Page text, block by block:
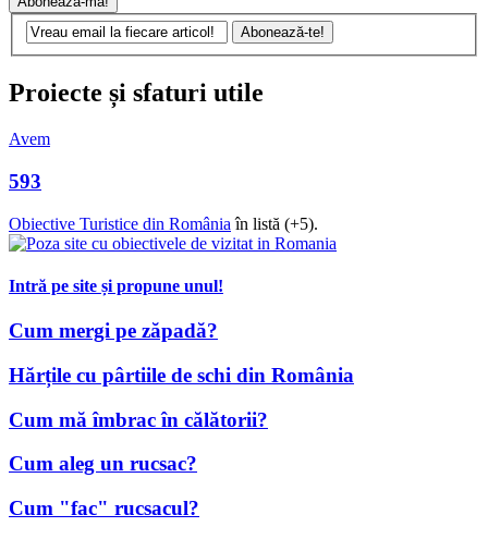
Proiecte și sfaturi utile
Avem
593
Obiective Turistice din România în listă (+5).
Intră pe site și propune unul!
Cum mergi pe zăpadă?
Hărțile cu pârtiile de schi din România
Cum mă îmbrac în călătorii?
Cum aleg un rucsac?
Cum "fac" rucsacul?